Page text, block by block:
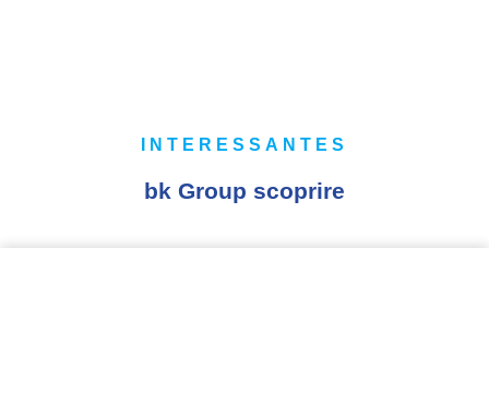
INTERESSANTES
bk Group scoprire